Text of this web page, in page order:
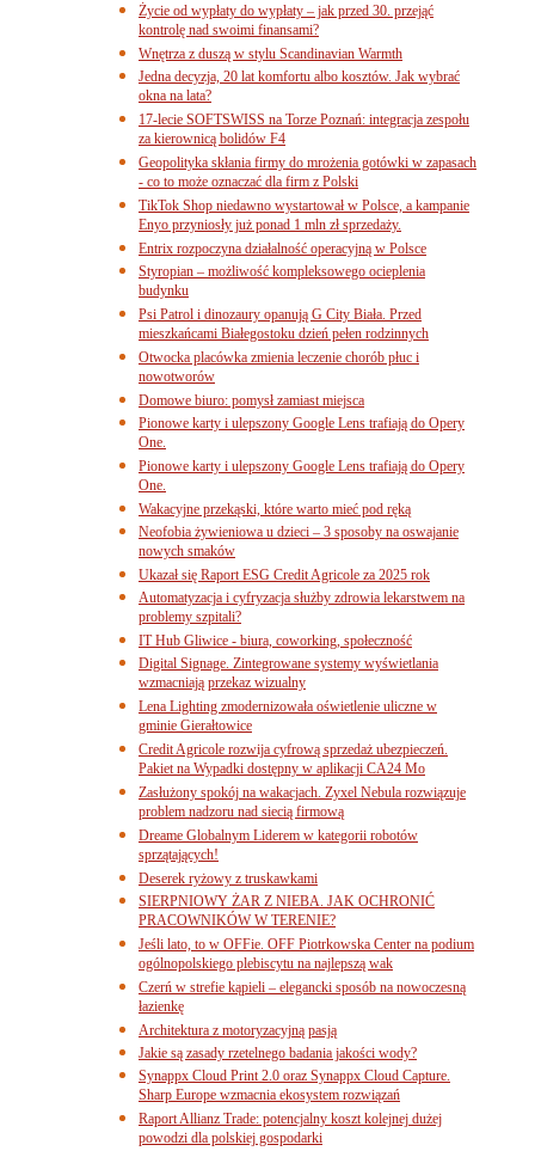
Życie od wypłaty do wypłaty – jak przed 30. przejąć
kontrolę nad swoimi finansami?
Wnętrza z duszą w stylu Scandinavian Warmth
Jedna decyzja, 20 lat komfortu albo kosztów. Jak wybrać
okna na lata?
17-lecie SOFTSWISS na Torze Poznań: integracja zespołu
za kierownicą bolidów F4
Geopolityka skłania firmy do mrożenia gotówki w zapasach
- co to może oznaczać dla firm z Polski
TikTok Shop niedawno wystartował w Polsce, a kampanie
Enyo przyniosły już ponad 1 mln zł sprzedaży.
Entrix rozpoczyna działalność operacyjną w Polsce
Styropian – możliwość kompleksowego ocieplenia
budynku
Psi Patrol i dinozaury opanują G City Biała. Przed
mieszkańcami Białegostoku dzień pełen rodzinnych
Otwocka placówka zmienia leczenie chorób płuc i
nowotworów
Domowe biuro: pomysł zamiast miejsca
Pionowe karty i ulepszony Google Lens trafiają do Opery
One.
Pionowe karty i ulepszony Google Lens trafiają do Opery
One.
Wakacyjne przekąski, które warto mieć pod ręką
Neofobia żywieniowa u dzieci – 3 sposoby na oswajanie
nowych smaków
Ukazał się Raport ESG Credit Agricole za 2025 rok
Automatyzacja i cyfryzacja służby zdrowia lekarstwem na
problemy szpitali?
IT Hub Gliwice - biura, coworking, społeczność
Digital Signage. Zintegrowane systemy wyświetlania
wzmacniają przekaz wizualny
Lena Lighting zmodernizowała oświetlenie uliczne w
gminie Gierałtowice
Credit Agricole rozwija cyfrową sprzedaż ubezpieczeń.
Pakiet na Wypadki dostępny w aplikacji CA24 Mo
Zasłużony spokój na wakacjach. Zyxel Nebula rozwiązuje
problem nadzoru nad siecią firmową
Dreame Globalnym Liderem w kategorii robotów
sprzątających!
Deserek ryżowy z truskawkami
SIERPNIOWY ŻAR Z NIEBA. JAK OCHRONIĆ
PRACOWNIKÓW W TERENIE?
Jeśli lato, to w OFFie. OFF Piotrkowska Center na podium
ogólnopolskiego plebiscytu na najlepszą wak
Czerń w strefie kąpieli – elegancki sposób na nowoczesną
łazienkę
Architektura z motoryzacyjną pasją
Jakie są zasady rzetelnego badania jakości wody?
Synappx Cloud Print 2.0 oraz Synappx Cloud Capture.
Sharp Europe wzmacnia ekosystem rozwiązań
Raport Allianz Trade: potencjalny koszt kolejnej dużej
powodzi dla polskiej gospodarki